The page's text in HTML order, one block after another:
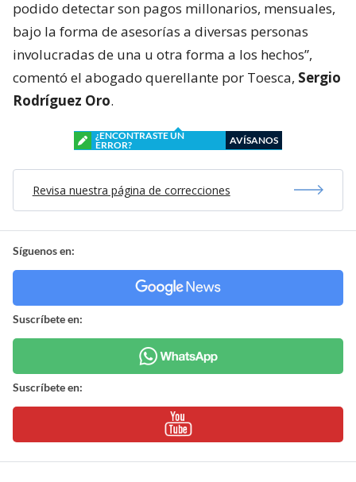
podido detectar son pagos millonarios, mensuales,
bajo la forma de asesorías a diversas personas
involucradas de una u otra forma a los hechos”,
comentó el abogado querellante por Toesca, Sergio
Rodríguez Oro.
¿ENCONTRASTE UN
ERROR?
AVÍSANOS
Revisa nuestra página de correcciones
Síguenos en:
Suscríbete en:
Suscríbete en: